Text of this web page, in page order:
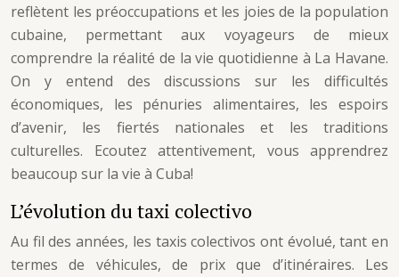
reflètent les préoccupations et les joies de la population
cubaine, permettant aux voyageurs de mieux
comprendre la réalité de la vie quotidienne à La Havane.
On y entend des discussions sur les difficultés
économiques, les pénuries alimentaires, les espoirs
d’avenir, les fiertés nationales et les traditions
culturelles. Ecoutez attentivement, vous apprendrez
beaucoup sur la vie à Cuba!
L’évolution du taxi colectivo
Au fil des années, les taxis colectivos ont évolué, tant en
termes de véhicules, de prix que d’itinéraires. Les